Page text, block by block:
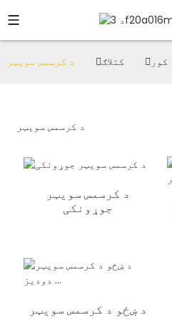
کور کتلاګ د کرسمس سویټر
د کرسمس سویټر
د کرسمس سویټر
جوړونکی
د ښځو د کرسمس سویټر